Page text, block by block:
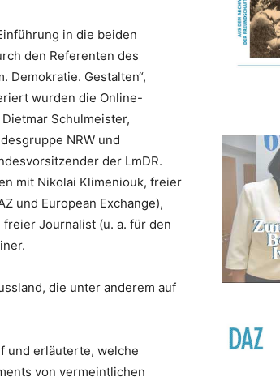
in die beiden
den Referenten des
Demokratie. Gestalten“,
wurden die Online-
Schulmeister,
NRW und
der LmDR.
mit Nikolai Klimeniouk, freier
und European Exchange),
Journalist (u. a. für den
die unter anderem auf
und erläuterte, welche
von vermeintlichen